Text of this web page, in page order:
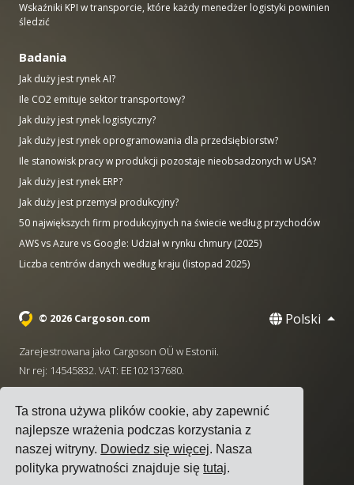
Ta strona używa plików cookie, aby zapewnić
najlepsze wrażenia podczas korzystania z
naszej witryny. Dowiedz się więcej. Nasza
polityka prywatności znajduje siętutaj.
Wskaźniki KPI w transporcie, które każdy menedżer logistyki powinien
śledzić
Badania
Jak duży jest rynek AI?
Ile CO2 emituje sektor transportowy?
Jak duży jest rynek logistyczny?
Jak duży jest rynek oprogramowania dla przedsiębiorstw?
Ile stanowisk pracy w produkcji pozostaje nieobsadzonych w USA?
Jak duży jest rynek ERP?
Jak duży jest przemysł produkcyjny?
50 największych firm produkcyjnych na świecie według przychodów
AWS vs Azure vs Google: Udział w rynku chmury (2025)
Liczba centrów danych według kraju (listopad 2025)
© 2026 Cargoson.com Polski
Zarejestrowana jako Cargoson OÜ w Estonii.
Nr rej: 14545832. VAT: EE102137680.
+372 5555 0028 · hello@cargoson.com
Warunki korzystania z usługi|Polityka Prywatności
Polityka plików cookie